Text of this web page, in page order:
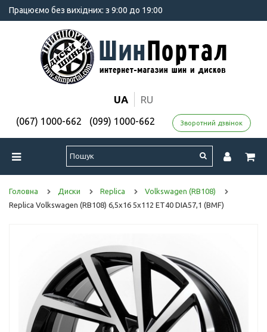
Працюємо без вихідних: з 9:00 до 19:00
UA RU
(067) 1000-662 (099) 1000-662 Зворотний дзвінок
Головна Диски Replica
Volkswagen (RB108)
Replica Volkswagen (RB108) 6,5x16 5x112 ET40 DIA57,1 (BMF)